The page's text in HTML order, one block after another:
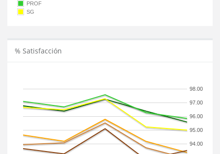
PROF
SG
% Satisfacción
94.00
95.00
96.00
97.00
98.00